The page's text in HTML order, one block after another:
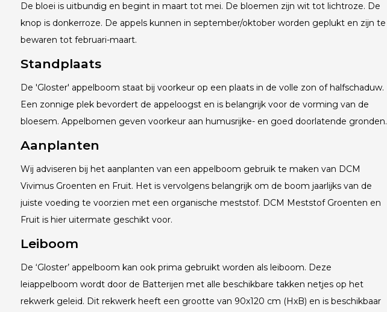
De bloei is uitbundig en begint in maart tot mei. De bloemen zijn wit tot lichtroze. De
knop is donkerroze. De appels kunnen in september/oktober worden geplukt en zijn te
bewaren tot februari-maart.
Standplaats
De 'Gloster' appelboom staat bij voorkeur op een plaats in de volle zon of halfschaduw.
Een zonnige plek bevordert de appeloogst en is belangrijk voor de vorming van de
bloesem. Appelbomen geven voorkeur aan humusrijke- en goed doorlatende gronden.
Aanplanten
Wij adviseren bij het aanplanten van een appelboom gebruik te maken van DCM
Vivimus Groenten en Fruit. Het is vervolgens belangrijk om de boom jaarlijks van de
juiste voeding te voorzien met een organische meststof. DCM Meststof Groenten en
Fruit is hier uitermate geschikt voor.
Leiboom
De ‘Gloster’ appelboom kan ook prima gebruikt worden als leiboom. Deze
leiappelboom wordt door de Batterijen met alle beschikbare takken netjes op het
rekwerk geleid. Dit rekwerk heeft een grootte van 90x120 cm (HxB) en is beschikbaar